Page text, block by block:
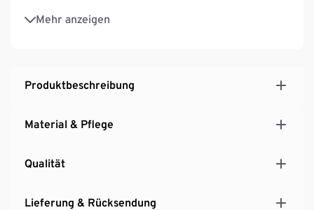
Mehr anzeigen
Unterstützt die Initiative Cotton made in Africa
Produktbeschreibung
Material & Pflege
Qualität
Lieferung & Rücksendung